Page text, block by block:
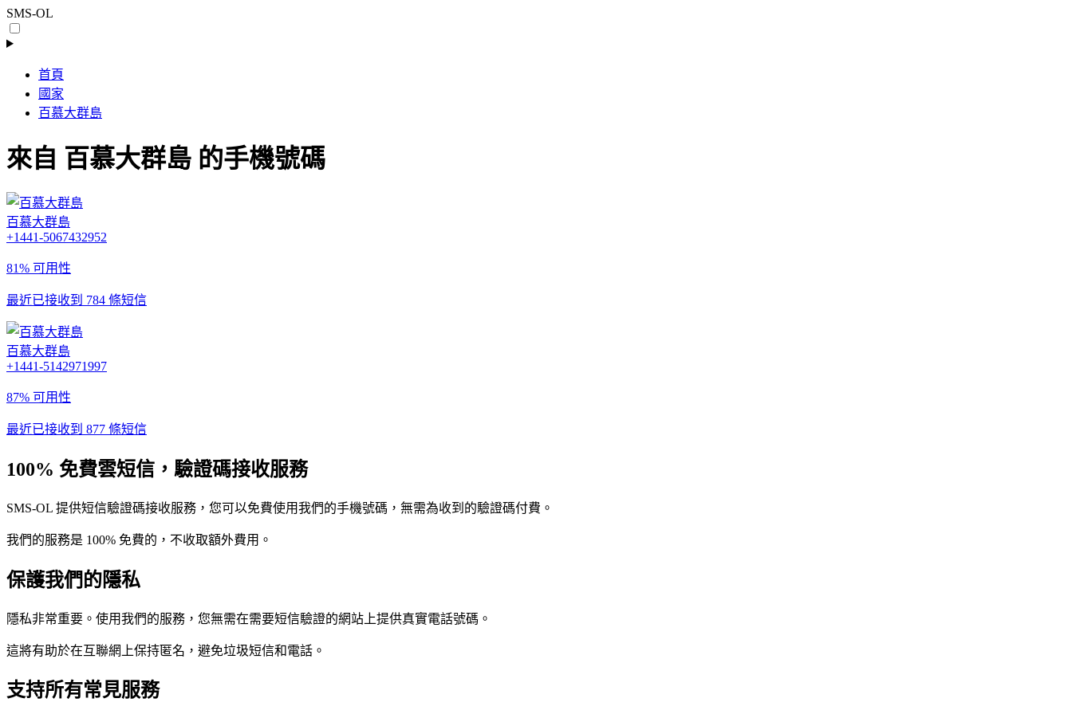
SMS-OL
首頁
國家
百慕大群島
來自 百慕大群島 的手機號碼
百慕大群島
+1441-5067432952
81% 可用性
最近已接收到 784 條短信
百慕大群島
+1441-5142971997
87% 可用性
最近已接收到 877 條短信
100% 免費雲短信，驗證碼接收服務
SMS-OL 提供短信驗證碼接收服務，您可以免費使用我們的手機號碼，無需為收到的驗證碼付費。
我們的服務是 100% 免費的，不收取額外費用。
保護我們的隱私
隱私非常重要。使用我們的服務，您無需在需要短信驗證的網站上提供真實電話號碼。
這將有助於在互聯網上保持匿名，避免垃圾短信和電話。
支持所有常見服務